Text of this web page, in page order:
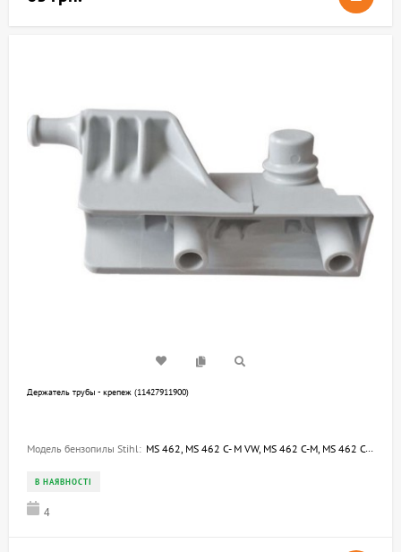
Держатель трубы - крепеж (11427911900)
Модель бензопилы Stihl: MS 462, MS 462 C- M VW, MS 462 C-M, MS 462 C-M R
В НАЯВНОСТІ
4